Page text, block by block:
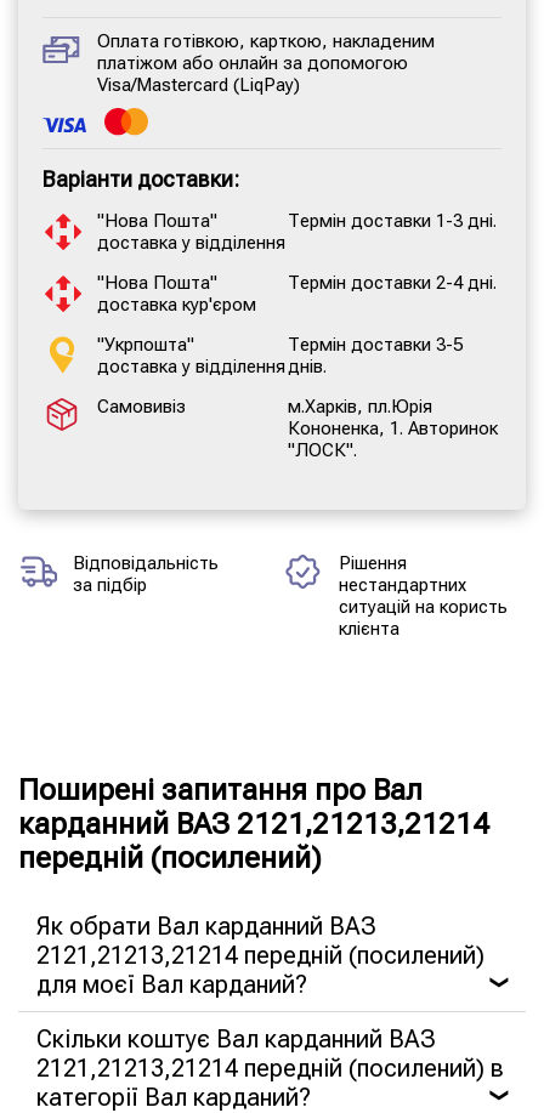
Оплата готівкою, карткою, накладеним
платіжом або онлайн за допомогою
Visa/Mastercard (LiqPay)
Варіанти доставки:
"Нова Пошта"
доставка у відділення
Термін доставки 1-3 дні.
"Нова Пошта"
доставка кур'єром
Термін доставки 2-4 дні.
"Укрпошта"
доставка у відділення
Термін доставки 3-5
днів.
Самовивіз
м.Харків, пл.Юрія
Кононенка, 1. Авторинок
"ЛОСК".
Відповідальність
за підбір
Рішення
нестандартних
ситуацій на користь
клієнта
Поширені запитання про Вал
карданний ВАЗ 2121,21213,21214
передній (посилений)
Як обрати Вал карданний ВАЗ
2121,21213,21214 передній (посилений)
для моєї Вал карданий?
❯
Скільки коштує Вал карданний ВАЗ
2121,21213,21214 передній (посилений) в
категорії Вал карданий?
❯